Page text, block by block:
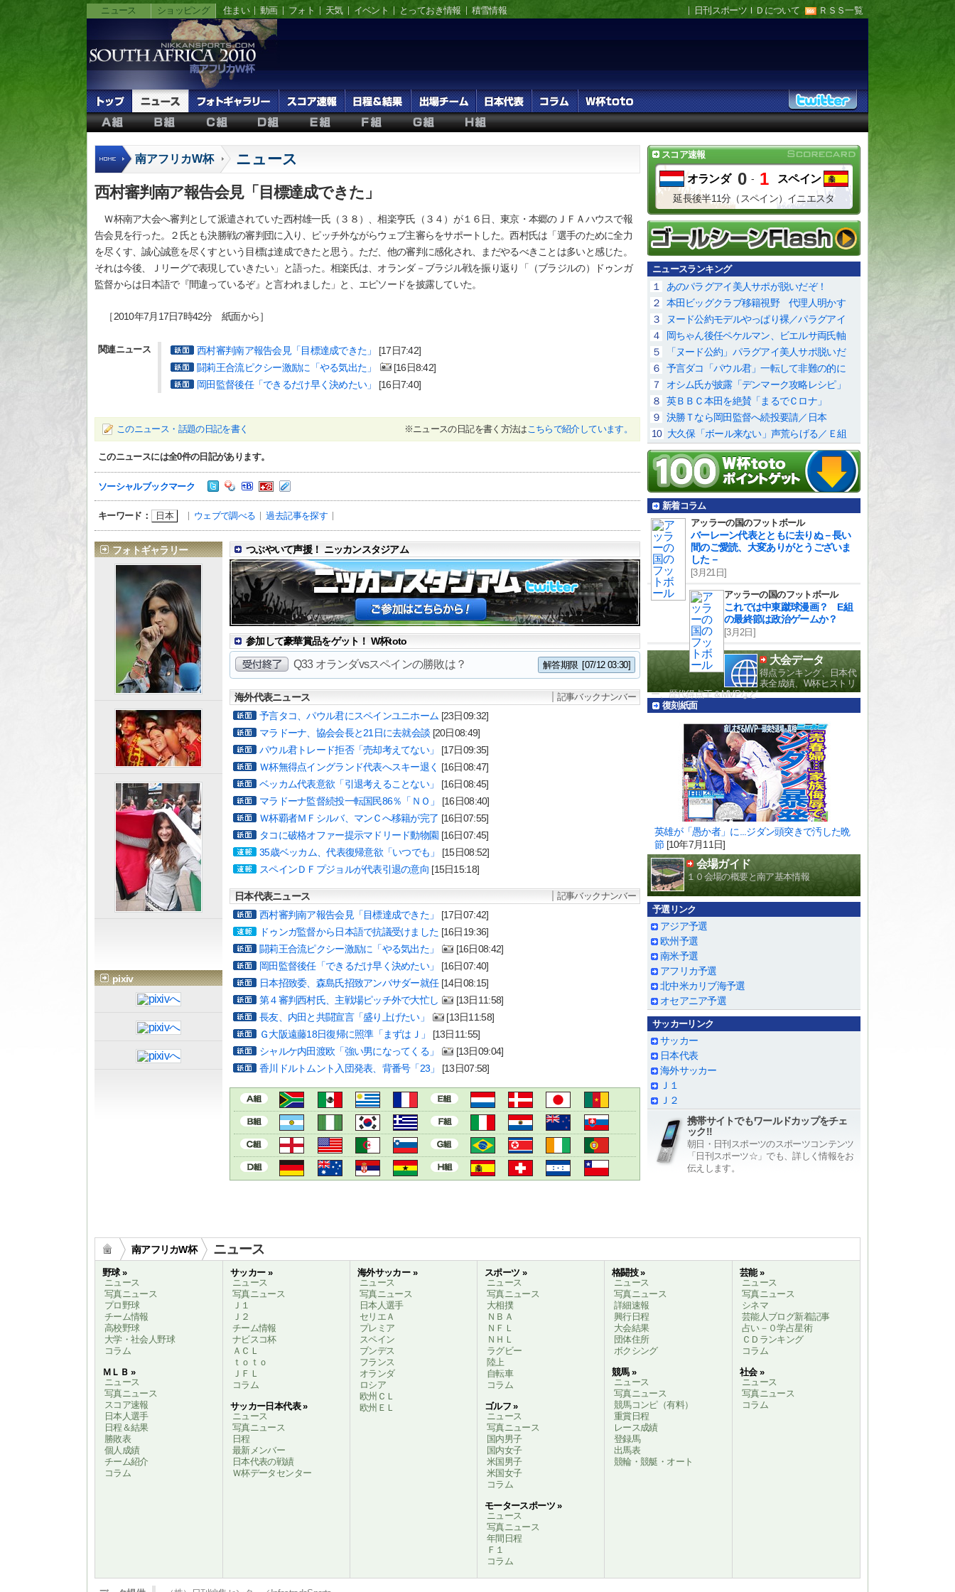
ニュース ショッピング 住まい 動画 フォト 天気 イベント とっておき情報 積雪情報 日刊スポーツＩＤについて ＲＳＳ一覧
南アフリカW杯 ニュース
西村審判南ア報告会見「目標達成できた」
Ｗ杯南ア大会へ審判として派遣されていた西村雄一氏（３８）、相楽亨氏（３４）が１６日、東京・本郷のＪＦＡハウスで報
告会見を行った。２氏とも決勝戦の審判団に入り、ピッチ外ながらウェブ主審らをサポートした。西村氏は「選手のために全力
を尽くす、誠心誠意を尽くすという目標は達成できたと思う。ただ、他の審判に感化され、まだやるべきことは多いと感じた。
それは今後、Ｊリーグで表現していきたい」と語った。相楽氏は、オランダ－ブラジル戦を振り返り「（ブラジルの）ドゥンガ
監督からは日本語で『間違っているぞ』と言われました」と、エピソードを披露していた。
［2010年7月17日7時42分 紙面から］
関連ニュース 西村審判南ア報告会見「目標達成できた」
[17日7:42]
闘莉王合流ピクシー激励に「やる気出た」
[16日8:42]
岡田監督後任「できるだけ早く決めたい」
[16日7:40]
このニュース・話題の日記を書く ※ニュースの日記を書く方法は こちらで紹介しています。
このニュースには全0件の日記があります。
ソーシャルブックマーク
キーワード： 日本 ウェブで調べる 過去記事を探す
つぶやいて声援！ ニッカンスタジアム
参加して豪華賞品をゲット！ W杯toto
Q33 オランダvsスペインの勝敗は？ 解答期限 [07/12 03:30]
海外代表ニュース 記事バックナンバー
予言タコ、パウル君にスペインユニホーム [23日09:32]
マラドーナ、協会会長と21日に去就会談 [20日08:49]
パウル君トレード拒否「売却考えてない」
[17日09:35]
Ｗ杯無得点イングランド代表へスキー退く [16日08:47]
ベッカム代表意欲「引退考えることない」
[16日08:45]
マラドーナ監督続投一転国民86％「ＮＯ」
[16日08:40]
Ｗ杯覇者ＭＦシルバ、マンＣへ移籍が完了 [16日07:55]
タコに破格オファー提示マドリード動物園 [16日07:45]
35歳ベッカム、代表復帰意欲「いつでも」
[15日08:52]
スペインＤＦプジョルが代表引退の意向 [15日15:18]
日本代表ニュース 記事バックナンバー
西村審判南ア報告会見「目標達成できた」
[17日07:42]
ドゥンガ監督から日本語で抗議受けました [16日19:36]
闘莉王合流ピクシー激励に「やる気出た」
[16日08:42]
岡田監督後任「できるだけ早く決めたい」
[16日07:40]
日本招致委、森島氏招致アンバサダー就任[14日08:15]
第４審判西村氏、主戦場ピッチ外で大忙し
[13日11:58]
長友、内田と共闘宣言「盛り上げたい」
[13日11:58]
Ｇ大阪遠藤18日復帰に照準「まずはＪ」
[13日11:55]
シャルケ内田渡欧「強い男になってくる」
[13日09:04]
香川ドルトムント入団発表、背番号「23」
[13日07:58]
フォトギャラリー
pixiv
スコア速報
オランダ 0 - 1 スペイン
延長後半11分（スペイン）イニエスタ
ニュースランキング
１
あのパラグアイ美人サポが脱いだぞ！
２
本田ビッグクラブ移籍視野 代理人明かす
３
ヌード公約モデルやっぱり裸／パラグアイ
４
岡ちゃん後任ペケルマン、ビエルサ両氏軸
５
「ヌード公約」パラグアイ美人サポ脱いだ
６
予言ダコ「パウル君」一転して非難の的に
７
オシム氏が披露「デンマーク攻略レシピ」
８
英ＢＢＣ本田を絶賛「まるでＣロナ」
９
決勝Ｔなら岡田監督へ続投要請／日本
10 大久保「ボール来ない」声荒らげる／Ｅ組
新着コラム
アッラーの国のフットボール
バーレーン代表とともに去りぬ－長い
間のご愛読、大変ありがとうございま
した－
[3月21日]
アッラーの国のフットボール
これでは中東蹴球漫画？ E組
の最終節は政治ゲームか？
[3月2日]
大会データ
得点ランキング、日本代
表全成績、W杯ヒストリ
ー、歴代得点王＆MVPなど
復刻紙面
英雄が「愚か者」に...ジダン頭突きで汚した晩
節[10年7月11日]
会場ガイド
１０会場の概要と南ア基本情報
予選リンク
アジア予選
欧州予選
南米予選
アフリカ予選
北中米カリブ海予選
オセアニア予選
サッカーリンク
サッカー
日本代表
海外サッカー
Ｊ１
Ｊ２
携帯サイトでもワールドカップをチェ
ック!!
朝日・日刊スポーツのスポーツコンテンツ
「日刊スポーツ☆」でも、詳しく情報をお
伝えします。
南アフリカW杯 ニュース
野球 »
ニュース
写真ニュース
プロ野球
チーム情報
高校野球
大学・社会人野球
コラム
ＭＬＢ »
ニュース
写真ニュース
スコア速報
日本人選手
日程＆結果
勝敗表
個人成績
チーム紹介
コラム
サッカー »
ニュース
写真ニュース
Ｊ１
Ｊ２
チーム情報
ナビスコ杯
ＡＣＬ
ｔｏｔｏ
ＪＦＬ
コラム
サッカー日本代表 »
ニュース
写真ニュース
日程
最新メンバー
日本代表の戦績
Ｗ杯データセンター
海外サッカー »
ニュース
写真ニュース
日本人選手
セリエＡ
プレミア
スペイン
ブンデス
フランス
オランダ
ロシア
欧州ＣＬ
欧州ＥＬ
スポーツ »
ニュース
写真ニュース
大相撲
ＮＢＡ
ＮＦＬ
ＮＨＬ
ラグビー
陸上
自転車
コラム
ゴルフ »
ニュース
写真ニュース
国内男子
国内女子
米国男子
米国女子
コラム
モータースポーツ »
ニュース
写真ニュース
年間日程
Ｆ１
コラム
格闘技 »
ニュース
写真ニュース
詳細速報
興行日程
大会結果
団体住所
ボクシング
競馬 »
ニュース
写真ニュース
競馬コンピ（有料）
重賞日程
レース成績
登録馬
出馬表
競輪・競艇・オート
芸能 »
ニュース
写真ニュース
シネマ
芸能人ブログ新着記事
占い－０学占星術
ＣＤランキング
コラム
社会 »
ニュース
写真ニュース
コラム